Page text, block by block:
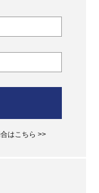
はこちら >>